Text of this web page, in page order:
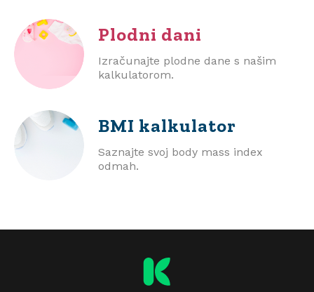
Plodni dani
Izračunajte plodne dane s našim
kalkulatorom.
BMI kalkulator
Saznajte svoj body mass index
odmah.